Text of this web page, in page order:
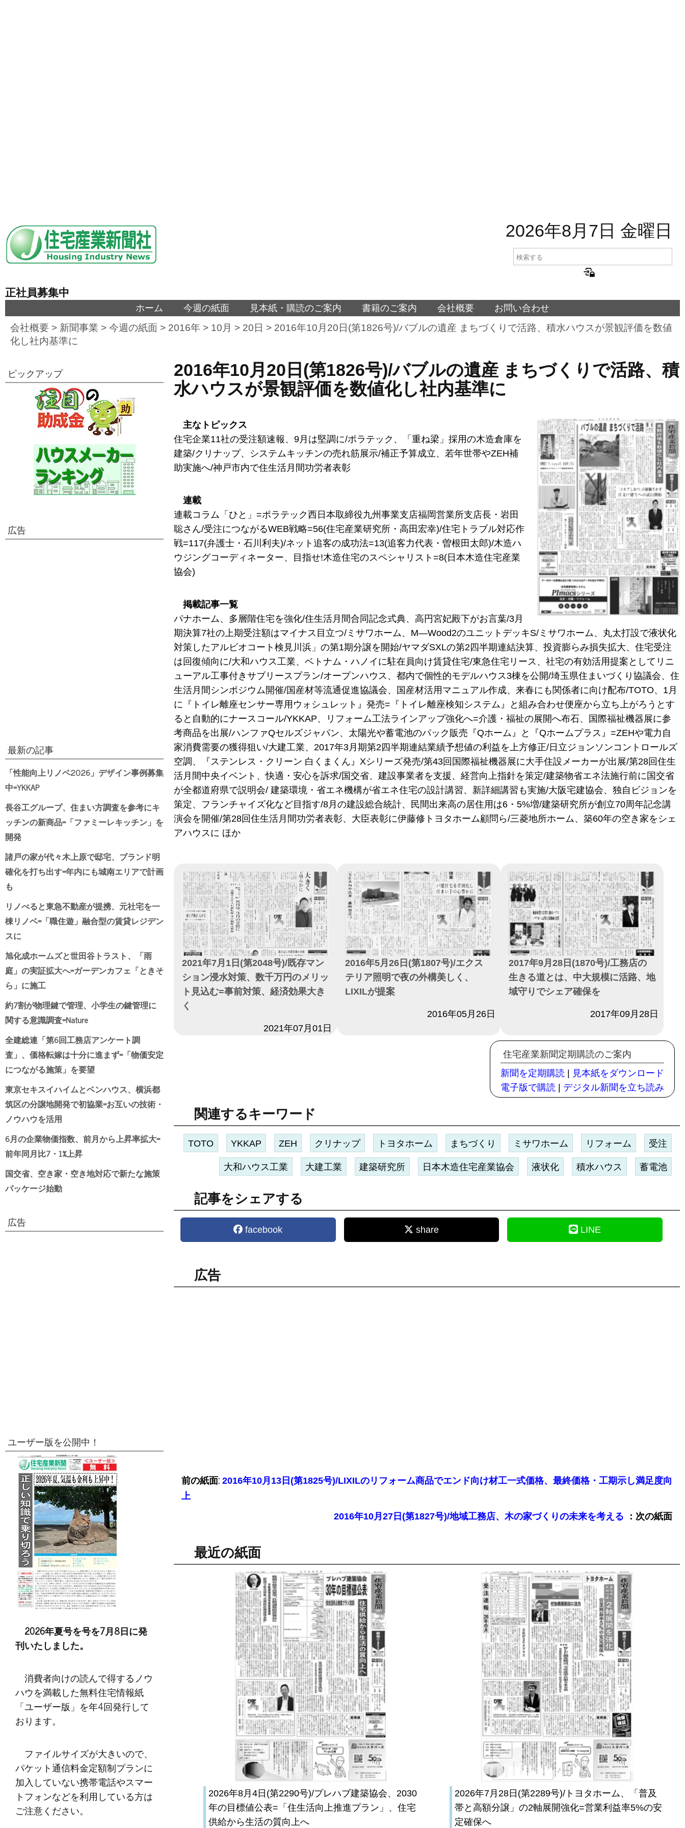
2026年8月7日 金曜日
正社員募集中
ホーム 今週の紙面 見本紙・購読のご案内 書籍のご案内 会社概要 お問い合わせ
会社概要 > 新聞事業 > 今週の紙面 > 2016年 > 10月 > 20日 > 2016年10月20日(第1826号)/バブルの遺産 まちづくりで活路、積水ハウスが景観評価を数値
化し社内基準に
2016年10月20日(第1826号)/バブルの遺産 まちづくりで活路、積
水ハウスが景観評価を数値化し社内基準に
主なトピックス
住宅企業11社の受注額速報、9月は堅調に/ポラテック、「重ね梁」採用の木造倉庫を
建築/クリナップ、システムキッチンの売れ筋展示/補正予算成立、若年世帯やZEH補
助実施へ/神戸市内で住生活月間功労者表彰
連載
連載コラム「ひと」=ポラテック西日本取締役九州事業支店福岡営業所支店長・岩田
聡さん/受注につながるWEB戦略=56(住宅産業研究所・高田宏幸)/住宅トラブル対応作
戦=117(弁護士・石川利夫)/ネット追客の成功法=13(追客力代表・曽根田太郎)/木造ハ
ウジングコーディネーター、目指せ!木造住宅のスペシャリスト=8(日本木造住宅産業
協会)
掲載記事一覧
パナホーム、多層階住宅を強化/住生活月間合同記念式典、高円宮妃殿下がお言葉/3月
期決算7社の上期受注額はマイナス目立つ/ミサワホーム、M―Wood2のユニットデッキS/ミサワホーム、丸太打設で液状化
対策したアルビオコート検見川浜」の第1期分譲を開始/ヤマダSXLの第2四半期連結決算、投資膨らみ損失拡大、住宅受注
は回復傾向に/大和ハウス工業、ベトナム・ハノイに駐在員向け賃貸住宅/東急住宅リース、社宅の有効活用提案としてリニ
ューアル工事付きサブリースプラン/オープンハウス、都内で個性的モデルハウス3棟を公開/埼玉県住まいづくり協議会、住
生活月間シンポジウム開催/国産材等流通促進協議会、国産材活用マニュアル作成、来春にも関係者に向け配布/TOTO、1月
に『トイレ離座センサー専用ウォシュレット』発売=『トイレ離座検知システム』と組み合わせ便座から立ち上がろうとす
ると自動的にナースコール/YKKAP、リフォーム工法ラインアップ強化へ=介護・福祉の展開へ布石、国際福祉機器展に参
考商品を出展/ハンファQセルズジャパン、太陽光や蓄電池のパック販売『Qホーム』と『Qホームプラス』=ZEHや電力自
家消費需要の獲得狙い/大建工業、2017年3月期第2四半期連結業績予想値の利益を上方修正/日立ジョンソンコントロールズ
空調、『ステンレス・クリーン 白くまくん』Xシリーズ発売/第43回国際福祉機器展に大手住設メーカーが出展/第28回住生
活月間中央イベント、快適・安心を訴求/国交省、建設事業者を支援、経営向上指針を策定/建築物省エネ法施行前に国交省
が全都道府県で説明会/ 建築環境・省エネ機構が省エネ住宅の設計講習、新詳細講習も実施/大阪宅建協会、独自ビジョンを
策定、フランチャイズ化など目指す/8月の建設総合統計、民間出来高の居住用は6・5%増/建築研究所が創立70周年記念講
演会を開催/第28回住生活月間功労者表彰、大臣表彰に伊藤修トヨタホーム顧問ら/三菱地所ホーム、築60年の空き家をシェ
アハウスに ほか
2021年7月1日(第2048号)/既存マン
ション浸水対策、数千万円のメリッ
ト見込む=事前対策、経済効果大き
く
2021年07月01日
2016年5月26日(第1807号)/エクス
テリア照明で夜の外構美しく、
LIXILが提案
2016年05月26日
2017年9月28日(1870号)/工務店の
生きる道とは、中大規模に活路、地
域守りでシェア確保を
2017年09月28日
住宅産業新聞定期購読のご案内
新聞を定期購読 | 見本紙をダウンロード
電子版で購読 | デジタル新聞を立ち読み
関連するキーワード
TOTO YKKAP ZEH クリナップ トヨタホーム まちづくり ミサワホーム リフォーム 受注
大和ハウス工業 大建工業 建築研究所 日本木造住宅産業協会 液状化 積水ハウス 蓄電池
記事をシェアする
facebook share LINE
広告
前の紙面: 2016年10月13日(第1825号)/LIXILのリフォーム商品でエンド向け材工一式価格、最終価格・工期示し満足度向
上
2016年10月27日(第1827号)/地域工務店、木の家づくりの未来を考える
：次の紙面
最近の紙面
2026年8月4日(第2290号)/プレハブ建築協会、2030
年の目標値公表=「住生活向上推進プラン」、住宅
供給から生活の質向上へ
2026年7月28日(第2289号)/トヨタホーム、「普及
帯と高額分譲」の2軸展開強化=営業利益率5%の安
定確保へ
ピックアップ
広告
最新の記事
「性能向上リノベ2026」デザイン事例募集
中=YKKAP
長谷工グループ、住まい方調査を参考にキ
ッチンの新商品=「ファミーレキッチン」を
開発
諸戸の家が代々木上原で邸宅、ブランド明
確化を打ち出す=年内にも城南エリアで計画
も
リノべると東急不動産が提携、元社宅を一
棟リノベ=「職住遊」融合型の賃貸レジデン
スに
旭化成ホームズと世田谷トラスト、「雨
庭」の実証拡大へ=ガーデンカフェ「ときそ
ら」に施工
約7割が物理鍵で管理、小学生の鍵管理に
関する意識調査=Nature
全建総連「第6回工務店アンケート調
査」、価格転嫁は十分に進まず=「物価安定
につながる施策」を要望
東京セキスイハイムとベンハウス、横浜都
筑区の分譲地開発で初協業=お互いの技術・
ノウハウを活用
6月の企業物価指数、前月から上昇率拡大=
前年同月比7・1%上昇
国交省、空き家・空き地対応で新たな施策
パッケージ始動
広告
ユーザー版を公開中！
2026年夏号を号を7月8日に発
刊いたしました。
消費者向けの読んで得するノウ
ハウを満載した無料住宅情報紙
「ユーザー版」を年4回発行して
おります。
ファイルサイズが大きいので、
パケット通信料金定額制プランに
加入していない携帯電話やスマー
トフォンなどを利用している方は
ご注意ください。